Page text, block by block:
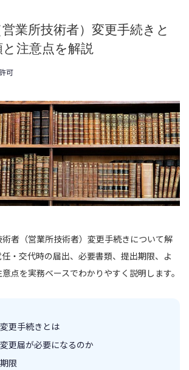
業所技術者）変更手続きと
注意点を解説
可
者（営業所技術者）変更手続きについて解
・交代時の届出、必要書類、提出期限、よ
点を実務ベースでわかりやすく説明します。
更手続きとは
更届が必要になるのか
限